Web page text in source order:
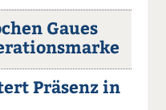
Gaues
Präsenz in